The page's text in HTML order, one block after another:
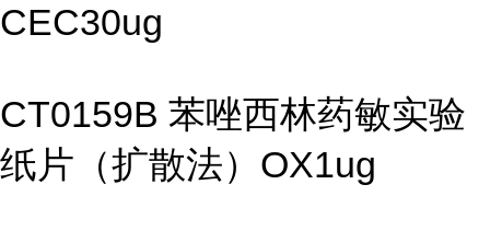
CEC30ug
CT0159B 苯唑西林药敏实验
纸片（扩散法）OX1ug